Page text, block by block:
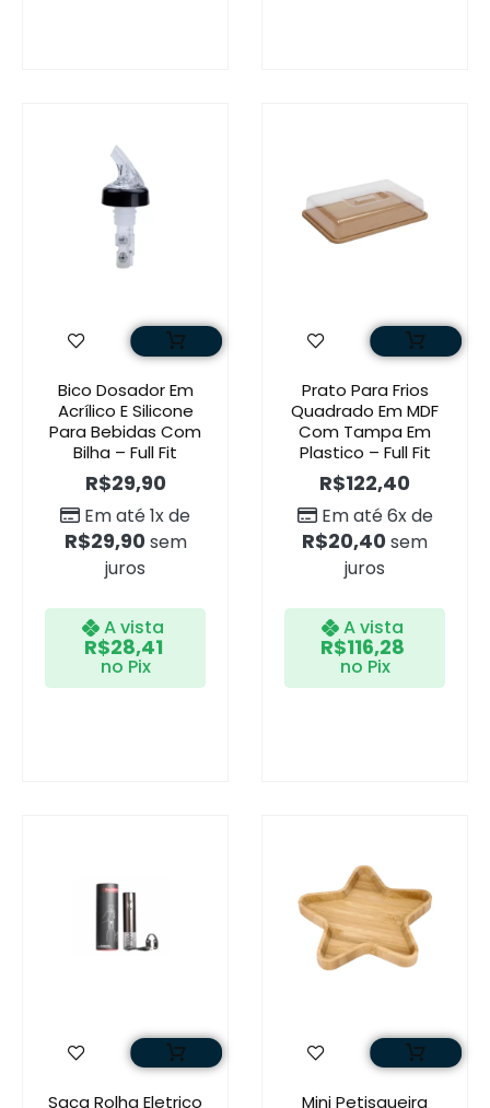
Bico Dosador Em
Acrílico E Silicone
Para Bebidas Com
Bilha – Full Fit
R$29,90
Em até 1x de
R$29,90 sem
juros
A vista
R$28,41
no Pix
Prato Para Frios
Quadrado Em MDF
Com Tampa Em
Plastico – Full Fit
R$122,40
Em até 6x de
R$20,40 sem
juros
A vista
R$116,28
no Pix
Saca Rolha Eletrico Mini Petisqueira